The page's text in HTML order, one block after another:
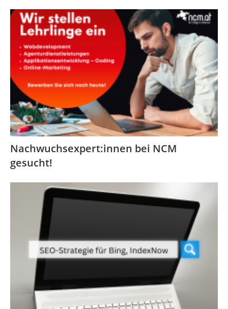
Nachwuchsexpert:innen bei NCM
gesucht!